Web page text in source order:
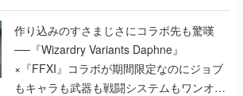
作り込みのすさまじさにコラボ先も驚嘆
──『Wizardry Variants Daphne』
×『FFXI』コラボが期間限定なのにジョブ
もキャラも武器も戦闘システムもワンオフ